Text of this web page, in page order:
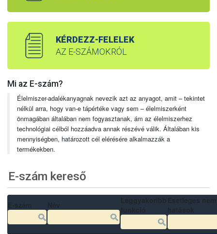
KÉRDEZZ-FELELEK
AZ E-SZÁMOKRÓL
Mi az E-szám?
Élelmiszer-adalékanyagnak nevezik azt az anyagot, amit – tekintet
nélkül arra, hogy van-e tápértéke vagy sem – élelmiszerként
önmagában általában nem fogyasztanak, ám az élelmiszerhez
technológiai célból hozzáadva annak részévé válik. Általában kis
mennyiségben, határozott cél elérésére alkalmazzák a
termékekben.
E-szám kereső